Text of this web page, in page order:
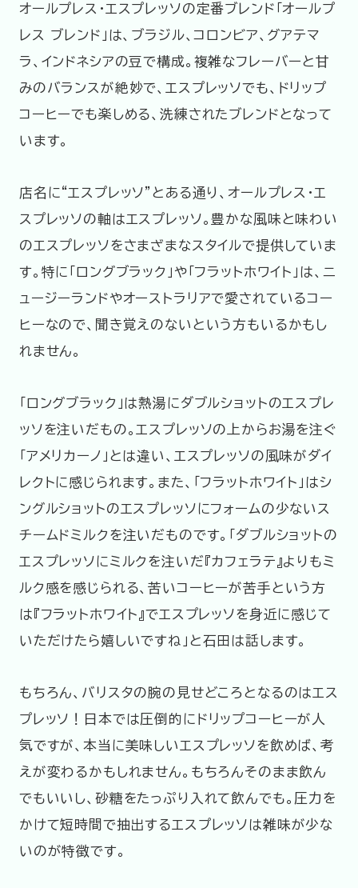
オールプレス・エスプレッソの定番ブレンド「オールプ
レス ブレンド」は、ブラジル、コロンビア、グアテマ
ラ、インドネシアの豆で構成。複雑なフレーバーと甘
みのバランスが絶妙で、エスプレッソでも、ドリップ
コーヒーでも楽しめる、洗練されたブレンドとなって
います。
店名に“エスプレッソ”とある通り、オールプレス・エ
スプレッソの軸はエスプレッソ。豊かな風味と味わい
のエスプレッソをさまざまなスタイルで提供していま
す。特に「ロングブラック」や「フラットホワイト」は、ニ
ュージーランドやオーストラリアで愛されているコー
ヒーなので、聞き覚えのないという方もいるかもし
れません。
「ロングブラック」は熱湯にダブルショットのエスプレ
ッソを注いだもの。エスプレッソの上からお湯を注ぐ
「アメリカーノ」とは違い、エスプレッソの風味がダイ
レクトに感じられます。また、「フラットホワイト」はシ
ングルショットのエスプレッソにフォームの少ないス
チームドミルクを注いだものです。「ダブルショットの
エスプレッソにミルクを注いだ『カフェラテ』よりもミ
ルク感を感じられる、苦いコーヒーが苦手という方
は『フラットホワイト』でエスプレッソを身近に感じて
いただけたら嬉しいですね」と石田は話します。
もちろん、バリスタの腕の見せどころとなるのはエス
プレッソ！日本では圧倒的にドリップコーヒーが人
気ですが、本当に美味しいエスプレッソを飲めば、考
えが変わるかもしれません。もちろんそのまま飲ん
でもいいし、砂糖をたっぷり入れて飲んでも。圧力を
かけて短時間で抽出するエスプレッソは雑味が少な
いのが特徴です。